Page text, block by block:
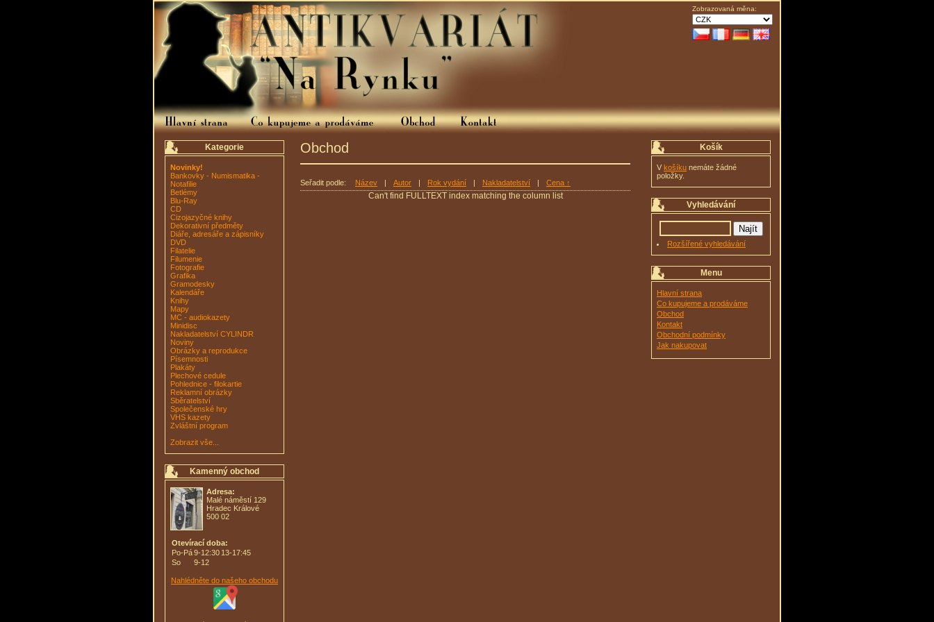
Zobrazovaná měna:
Kategorie
Novinky!
Bankovky - Numismatika -
Notafilie
Betlémy
Blu-Ray
CD
Cizojazyčné knihy
Dekorativní předměty
Diáře, adresáře a zápisníky
DVD
Filatelie
Filumenie
Fotografie
Grafika
Gramodesky
Kalendáře
Knihy
Mapy
MC - audiokazety
Minidisc
Nakladatelství CYLINDR
Noviny
Obrázky a reprodukce
Písemnosti
Plakáty
Plechové cedule
Pohlednice - filokartie
Reklamní obrázky
Sběratelství
Společenské hry
VHS kazety
Zvláštní program
Zobrazit vše...
Kamenný obchod
Adresa:
Malé náměstí 129
Hradec Králové
500 02
Otevírací doba:
Po-Pá9-12:30 13-17:45
So
9-12
Nahlédněte do našeho obchodu
Košík
V košíku nemáte žádné
položky.
Vyhledávání
Rozšířené vyhledávání
Menu
Hlavní strana
Co kupujeme a prodáváme
Obchod
Kontakt
Obchodní podmínky
Jak nakupovat
Obchod
Seřadit podle: Název | Autor | Rok vydání | Nakladatelství | Cena ↑
Can't find FULLTEXT index matching the column list